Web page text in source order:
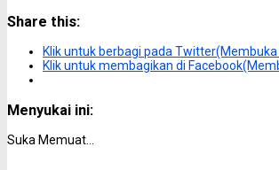
Share this:
Klik untuk berbagi pada
Klik untuk membagikan di
Menyukai ini:
Suka Memuat...